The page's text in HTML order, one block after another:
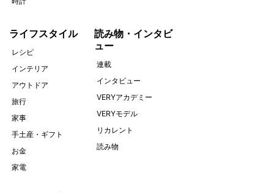
ライフスタイル
レシピ
インテリア
アウトドア
旅行
家事
手土産・ギフト
お金
家電
読み物・インタビ
ュー
連載
インタビュー
VERYアカデミー
VERYモデル
リカレント
読み物